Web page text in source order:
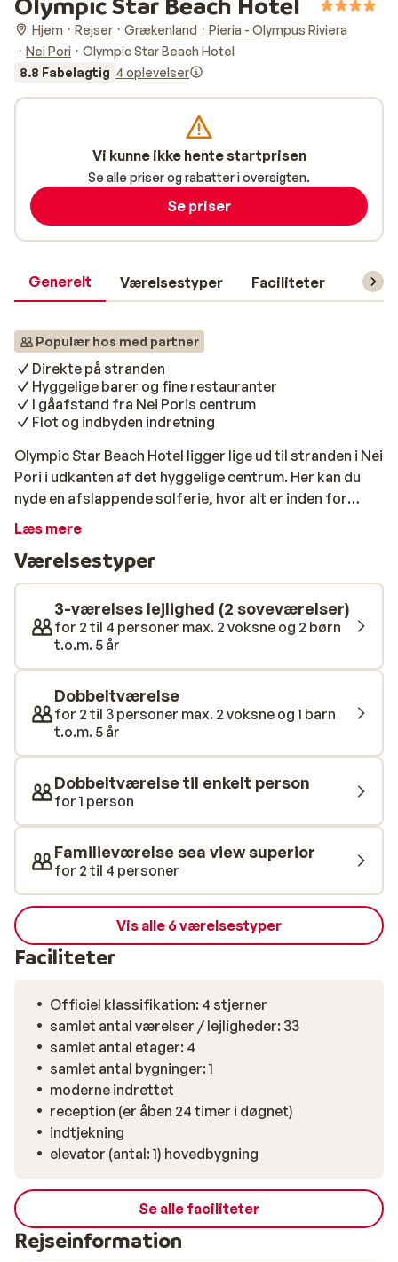
Hjem Rejser Grækenland
Pieria - Olympus Riviera
Nei Pori
Olympic Star Beach Hotel
8.8 Fabelagtig 4 oplevelser
Generelt Værelsestyper Faciliteter
Populær hos med partner
Direkte på stranden
Hyggelige barer og fine restauranter
I gåafstand fra Nei Poris centrum
Flot og indbyden indretning
Olympic Star Beach Hotel ligger lige ud til stranden i Nei
Pori i udkanten af det hyggelige centrum. Her kan du
nyde en afslappende solferie, hvor alt er inden for
rækkevidde - fra havet til hyggelige spisesteder i
og hotellets friske udtryk får dig til at føle dig
velkommen fra dag et. Værelserne er lyse, stilfulde og
komfortabelt indrettede. Du kan vælge mellem flere
værelsestyper, som alle har aircondition og enten
balkon eller terrasse. Den moderne indretning skaber
en rolig og behagelig atmosfære. Start dagen med en
lækker morgenmad, som altid er inkluderet. Vil du have
lidt ekstra bekvemmelighed, kan du vælge halvpension.
Hotellet har flere restauranter og en hyggelig bar, hvor
du kan nyde en drink eller middag med udsigt over
havet. Beliggenheden er perfekt til dig, der vil
kombinere strand og byliv. Centrum af Nei Pori ligger i
gåafstand, ligesom strandpromenaden indbyder til en
tage på udflugt til charmerende byer i området.
Læs mere
Værelsestyper
3-værelses lejlighed (2 soveværelser)
for 2 til 4 personer max. 2 voksne og 2 børn
t.o.m. 5 år
Dobbeltværelse
for 2 til 3 personer max. 2 voksne og 1 barn
t.o.m. 5 år
Dobbeltværelse til enkelt person
for 1 person
Familieværelse sea view superior
for 2 til 4 personer
Vis alle 6 værelsestyper
Faciliteter
Officiel klassifikation: 4 stjerner
samlet antal værelser / lejligheder: 33
samlet antal etager: 4
samlet antal bygninger: 1
moderne indrettet
reception (er åben 24 timer i døgnet)
indtjekning
elevator (antal: 1) hovedbygning
Se alle faciliteter
Rejseinformation
Vi kunne ikke hente startprisen
Se alle priser og rabatter i oversigten.
Se priser